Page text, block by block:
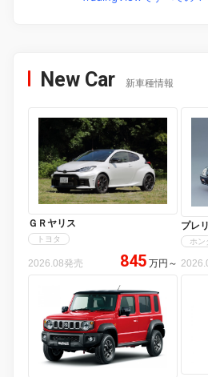
New Car 新車種情報
ＧＲヤリス
トヨタ
2026.08発売 845 万円 ～
プレ
ホン